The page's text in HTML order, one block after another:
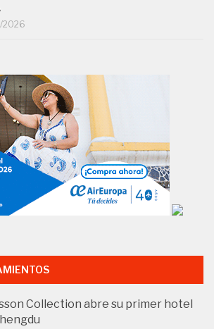
2026
Collection abre su primer hotel